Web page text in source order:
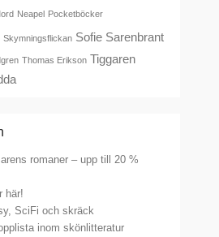
Neapel Pocketböcker
Skymningsflickan Sofie Sarenbrant
Thomas Erikson Tiggaren
romaner – upp till 20 %
här!
SciFi och skräck
inom skönlitteratur